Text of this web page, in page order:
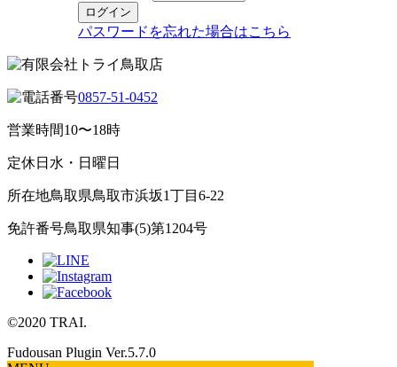
パスワードを忘れた場合はこちら
0857-51-0452
営業時間10〜18時
定休日 水・日曜日
所在地鳥取県鳥取市浜坂1丁目6-22
免許番号鳥取県知事(5)第1204号
©2020 TRAI.
Fudousan Plugin Ver.5.7.0